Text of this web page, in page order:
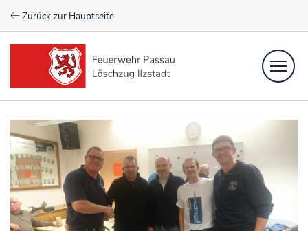
Zurück zur Hauptseite
Einsätze
Newsfeed
Aktive
Verein
Kontakt